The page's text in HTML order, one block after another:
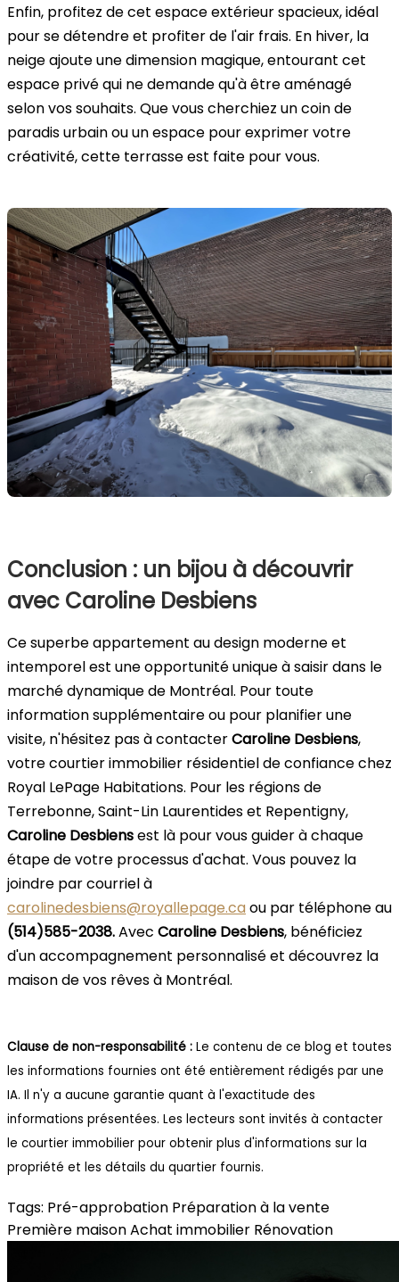
Enfin, profitez de cet espace extérieur spacieux, idéal
pour se détendre et profiter de l'air frais. En hiver, la
neige ajoute une dimension magique, entourant cet
espace privé qui ne demande qu'à être aménagé
selon vos souhaits. Que vous cherchiez un coin de
paradis urbain ou un espace pour exprimer votre
créativité, cette terrasse est faite pour vous.
Conclusion : un bijou à découvrir
avec Caroline Desbiens
Ce superbe appartement au design moderne et
intemporel est une opportunité unique à saisir dans le
marché dynamique de Montréal. Pour toute
information supplémentaire ou pour planifier une
visite, n'hésitez pas à contacterCaroline Desbiens,
votre courtier immobilier résidentiel de confiance chez
Royal LePage Habitations. Pour les régions de
Terrebonne, Saint-Lin Laurentides et Repentigny,
Caroline Desbiensest là pour vous guider à chaque
étape de votre processus d'achat. Vous pouvez la
joindre par courriel à
carolinedesbiens@royallepage.caou par téléphone au
(514)585-2038.Avec Caroline Desbiens, bénéficiez
d'un accompagnement personnalisé et découvrez la
maison de vos rêves à Montréal.
Clause de non-responsabilité : Le contenu de ce blog et toutes
les informations fournies ont été entièrement rédigés par une
IA. Il n'y a aucune garantie quant à l'exactitude des
informations présentées. Les lecteurs sont invités à contacter
le courtier immobilier pour obtenir plus d'informations sur la
propriété et les détails du quartier fournis.
Tags: Pré-approbation Préparation à la vente
Première maisonAchat immobilier Rénovation